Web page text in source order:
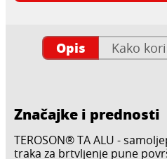
Opis Kako
Značajke i prednosti
TEROSON® TA ALU -
traka za brtvljenje pune